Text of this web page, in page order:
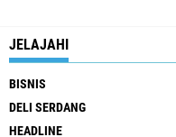
JELAJAHI
BISNIS
DELI SERDANG
HEADLINE